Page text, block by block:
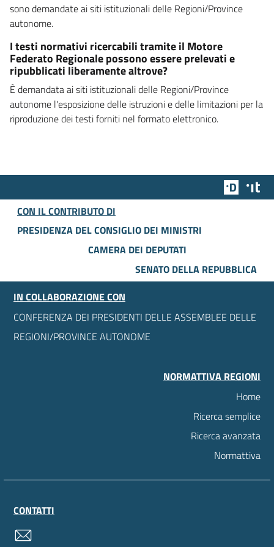
sono demandate ai siti istituzionali delle Regioni/Province
autonome.
I testi normativi ricercabili tramite il Motore
Federato Regionale possono essere prelevati e
ripubblicati liberamente altrove?
È demandata ai siti istituzionali delle Regioni/Province
autonome l'esposizione delle istruzioni e delle limitazioni per la
riproduzione dei testi forniti nel formato elettronico.
Team
CON IL CONTRIBUTO DI
PRESIDENZA DEL CONSIGLIO DEI MINISTRI
CAMERA DEI DEPUTATI
SENATO DELLA REPUBBLICA
IN COLLABORAZIONE CON
CONFERENZA DEI PRESIDENTI DELLE ASSEMBLEE DELLE
REGIONI/PROVINCE AUTONOME
NORMATTIVA REGIONI
Home
Ricerca semplice
Ricerca avanzata
Normattiva
CONTATTI